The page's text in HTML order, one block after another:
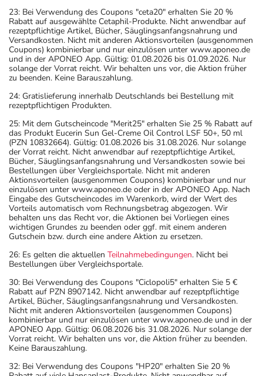
23: Bei Verwendung des Coupons "ceta20" erhalten Sie 20 %
Rabatt auf ausgewählte Cetaphil-Produkte. Nicht anwendbar auf
rezeptpflichtige Artikel, Bücher, Säuglingsanfangsnahrung und
Versandkosten. Nicht mit anderen Aktionsvorteilen (ausgenommen
Coupons) kombinierbar und nur einzulösen unter www.aponeo.de
und in der APONEO App. Gültig: 01.08.2026 bis 01.09.2026. Nur
solange der Vorrat reicht. Wir behalten uns vor, die Aktion früher
zu beenden. Keine Barauszahlung.
24: Gratislieferung innerhalb Deutschlands bei Bestellung mit
rezeptpflichtigen Produkten.
25: Mit dem Gutscheincode "Merit25" erhalten Sie 25 % Rabatt auf
das Produkt Eucerin Sun Gel-Creme Oil Control LSF 50+, 50 ml
(PZN 10832664). Gültig: 01.08.2026 bis 31.08.2026. Nur solange
der Vorrat reicht. Nicht anwendbar auf rezeptpflichtige Artikel,
Bücher, Säuglingsanfangsnahrung und Versandkosten sowie bei
Bestellungen über Vergleichsportale. Nicht mit anderen
Aktionsvorteilen (ausgenommen Coupons) kombinierbar und nur
einzulösen unter www.aponeo.de oder in der APONEO App. Nach
Eingabe des Gutscheincodes im Warenkorb, wird der Wert des
Vorteils automatisch vom Rechnungsbetrag abgezogen. Wir
behalten uns das Recht vor, die Aktionen bei Vorliegen eines
wichtigen Grundes zu beenden oder ggf. mit einem anderen
Gutschein bzw. durch eine andere Aktion zu ersetzen.
26: Es gelten die aktuellen Teilnahmebedingungen. Nicht bei
Bestellungen über Vergleichsportale.
30: Bei Verwendung des Coupons "Ciclopoli5" erhalten Sie 5 €
Rabatt auf PZN 8907142. Nicht anwendbar auf rezeptpflichtige
Artikel, Bücher, Säuglingsanfangsnahrung und Versandkosten.
Nicht mit anderen Aktionsvorteilen (ausgenommen Coupons)
kombinierbar und nur einzulösen unter www.aponeo.de und in der
APONEO App. Gültig: 06.08.2026 bis 31.08.2026. Nur solange der
Vorrat reicht. Wir behalten uns vor, die Aktion früher zu beenden.
Keine Barauszahlung.
32: Bei Verwendung des Coupons "HP20" erhalten Sie 20 %